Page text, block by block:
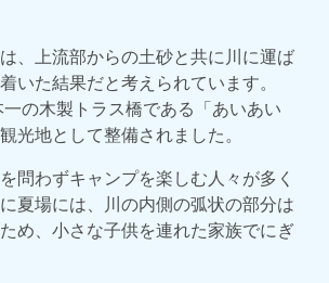
、上流部からの土砂と共に川に運ば
いた結果だと考えられています。
の木製トラス橋である「あいあい
光地として整備されました。
問わずキャンプを楽しむ人々が多く
夏場には、川の内側の弧状の部分は
め、小さな子供を連れた家族でにぎ